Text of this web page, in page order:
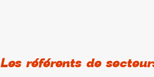
Les référents de